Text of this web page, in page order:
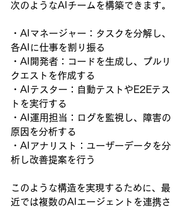
次のようなAIチームを構築できます。
・AIマネージャー：タスクを分解し、
各AIに仕事を割り振る
・AI開発者：コードを生成し、プルリ
クエストを作成する
・AIテスター：自動テストやE2Eテス
トを実行する
・AI運用担当：ログを監視し、障害の
原因を分析する
・AIアナリスト：ユーザーデータを分
析し改善提案を行う
このような構造を実現するために、最
近では複数のAIエージェントを連携さ